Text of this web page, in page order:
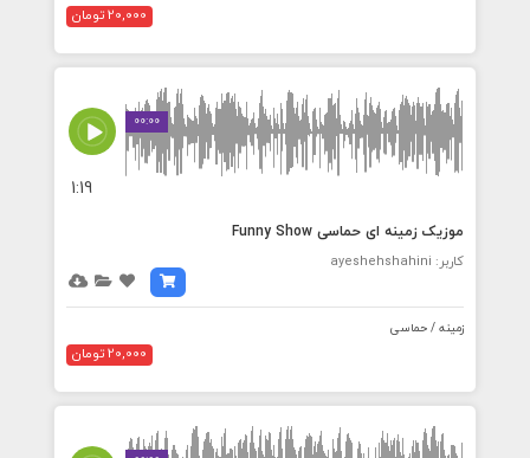
20,000 تومان
00:00
1:19
موزیک زمینه ای حماسی Funny Show
کاربر: ayeshehshahini
زمینه / حماسی
20,000 تومان